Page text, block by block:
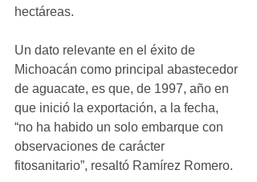
hectáreas.
Un dato relevante en el éxito de
Michoacán como principal abastecedor
de aguacate, es que, de 1997, año en
que inició la exportación, a la fecha,
“no ha habido un solo embarque con
observaciones de carácter
fitosanitario”, resaltó Ramírez Romero.